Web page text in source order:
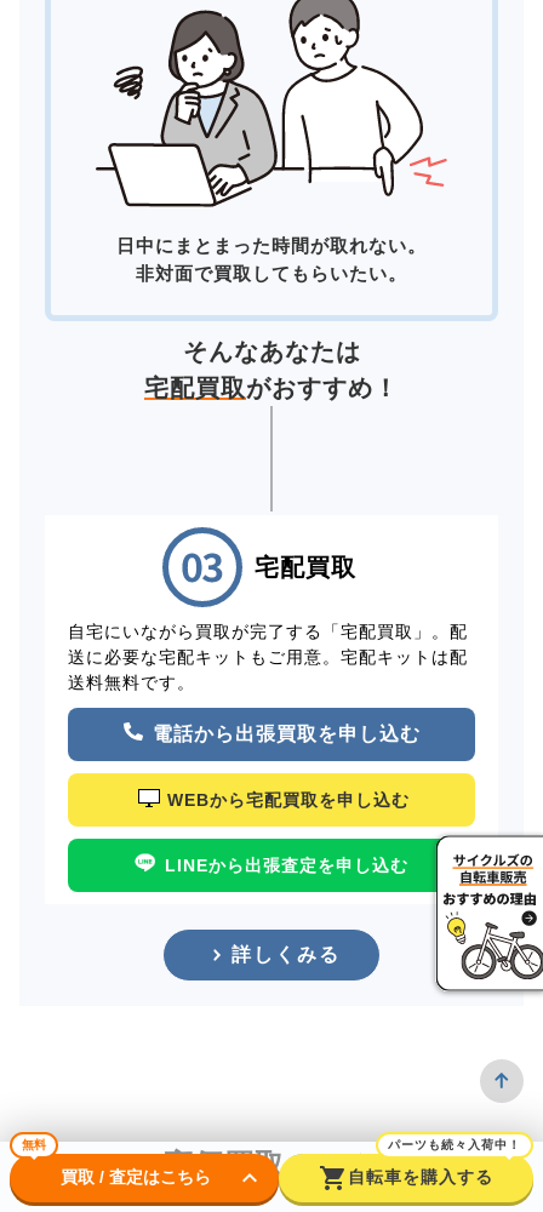
日中にまとまった時間が取れない。
非対面で買取してもらいたい。
そんなあなたは
宅配買取がおすすめ！
宅配買取
自宅にいながら買取が完了する「宅配買取」。配
送に必要な宅配キットもご用意。宅配キットは配
送料無料です。
電話から出張買取を申し込む
WEBから宅配買取を申し込む
LINEから出張査定を申し込む
詳しくみる
高価買取のコツ
無料
買取 / 査定はこちら keyboard_arrow_down shopping_cart
パーツも続々入荷中！
自転車を購入する